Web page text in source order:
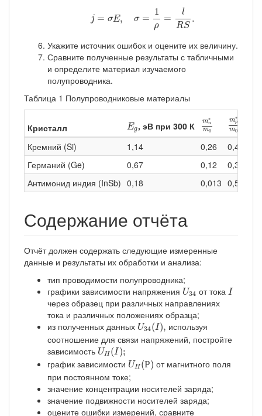
j = σE, σ =
1
ρ
=
l
RS
.
ρ .
Укажите источник ошибок и оцените их величину.
Сравните полученные результаты с табличными
и определите материал изучаемого
полупроводника.
Таблица 1 Полупроводниковые материалы
Кристалл Eg
Eg , эВ при 300 К m∗
n
m0
mn 0
m∗
p
m0
mp
Кремний (Si) 1,14 0,26 0,49
Германий (Ge)
0,67 0,12 0,3
Антимонид индия (InSb) 0,18 0,013 0,5
Содержание отчёта
Отчёт должен содержать следующие измеренные
данные и результаты их обработки и анализа:
тип проводимости полупроводника;
графики зависимости напряжения U34
U34от тока I
I
через образец при различных направлениях
тока и различных положениях образца;
из полученных данных U34(I),
U34(I) ,используя
соотношение для связи напряжений, постройте
зависимость UH (I);
UH(I);
график зависимости UH (Р)
UH (Р) от магнитного поля
при постоянном токе;
значение концентрации носителей заряда;
значение подвижности носителей заряда;
оцените ошибки измерений, сравните